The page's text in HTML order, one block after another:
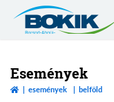
Zemplén
Vármegyei
Kereskedelmi
Események
események belföld